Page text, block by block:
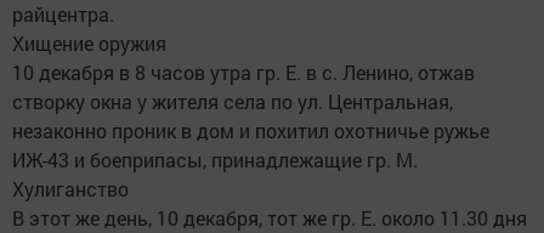
райцентра.
Хищение оружия
10 декабря в 8 часов утра гр. Е. в с. Ленино, отжав
створку окна у жителя села по ул. Центральная,
незаконно проник в дом и похитил охотничье ружье
ИЖ-43 и боеприпасы, принадлежащие гр. М.
Хулиганство
В этот же день, 10 декабря, тот же гр. Е. около 11.30 дня